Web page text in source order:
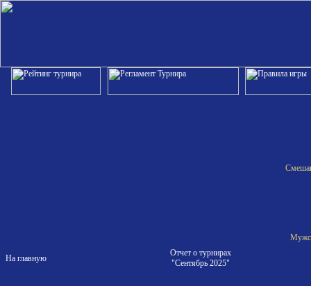
На главную
Отчет о турнирах
"Сентябрь 2025"